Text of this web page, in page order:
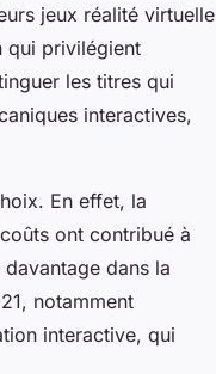
jeux réalité virtuelle
qui privilégient
les titres qui
interactives,
En effet, la
ont contribué à
dans la
notamment
interactive, qui